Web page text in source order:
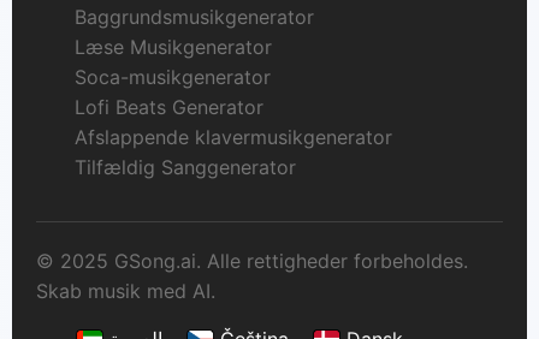
Baggrundsmusikgenerator
Læse Musikgenerator
Soca-musikgenerator
Lofi Beats Generator
Afslappende klavermusikgenerator
Tilfældig Sanggenerator
© 2025 GSong.ai. Alle rettigheder forbeholdes.
Skab musik med AI.